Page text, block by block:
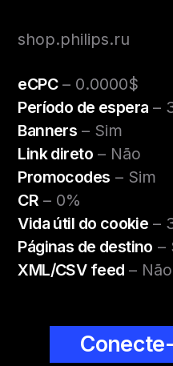
shop.philips.ru
eCPC– 0.0000$
Período de espera –
Banners – Sim
Link direto– Não
Promocodes – Sim
CR – 0%
Vida útil do cookie –
Páginas de destino –
XML/CSV feed – Não